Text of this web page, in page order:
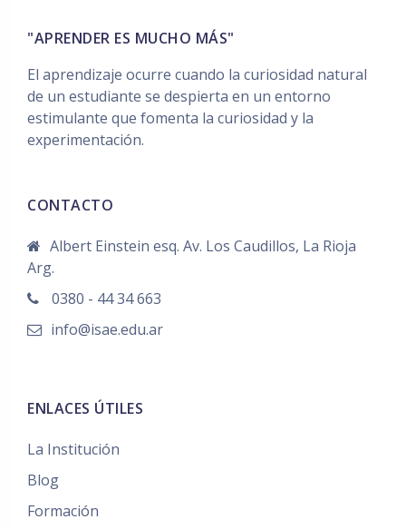
"APRENDER ES MUCHO MÁS"
El aprendizaje ocurre cuando la curiosidad natural
de un estudiante se despierta en un entorno
estimulante que fomenta la curiosidad y la
experimentación.
CONTACTO
Albert Einstein esq. Av. Los Caudillos, La Rioja
Arg.
0380 - 44 34 663
info@isae.edu.ar
ENLACES ÚTILES
La Institución
Blog
Formación